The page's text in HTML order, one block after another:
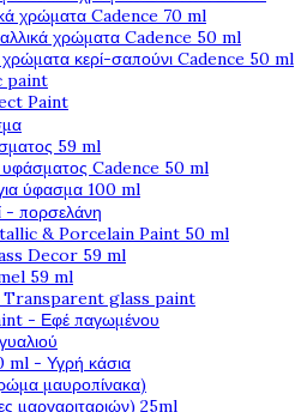
χρώματα Cadence 70 ml
χρώματα Cadence 50 ml
κερί-σαπούνι Cadence 50 ml
paint
Paint
59 ml
υφάσματος Cadence 50 ml
ύφασμα 100 ml
- πορσελάνη
& Porcelain Paint 50 ml
Decor 59 ml
59 ml
glass paint
- Εφέ παγωμένου
ml - Υγρή κάσια
μαυροπίνακα)
μαργαριταριών) 25ml